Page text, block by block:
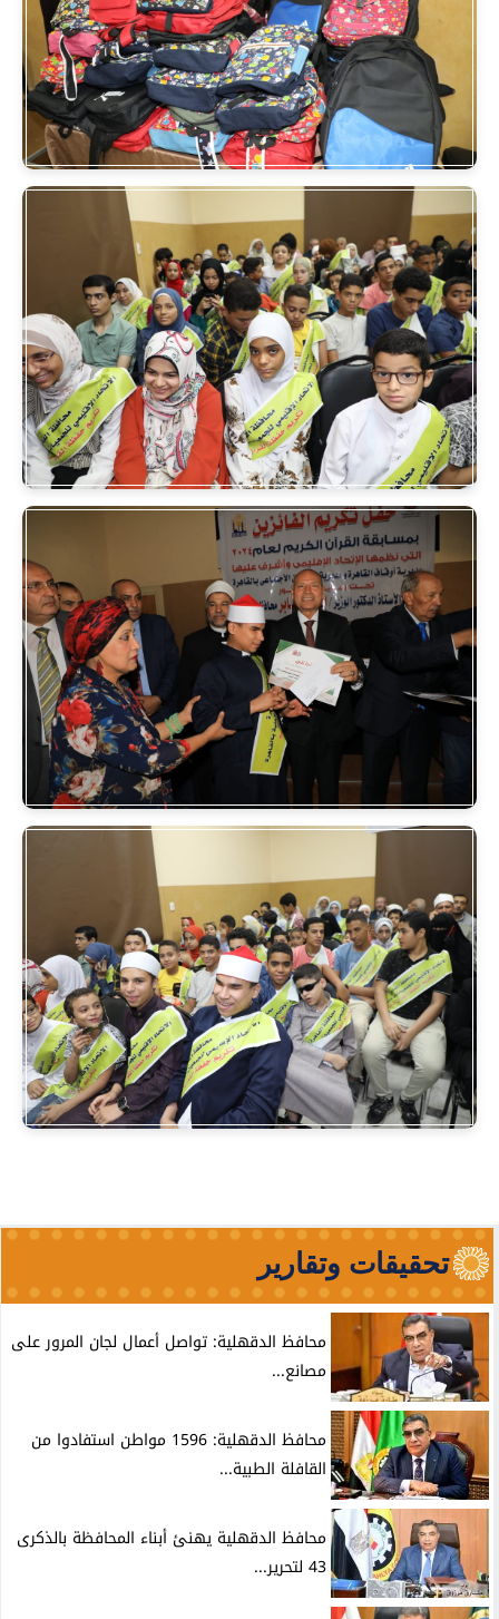
تحقيقات وتقارير
محافظ الدقهلية: تواصل أعمال لجان المرور على
مصانع...
محافظ الدقهلية: 1596 مواطن استفادوا من
القافلة الطبية...
محافظ الدقهلية يهنئ أبناء المحافظة بالذكرى
43 لتحرير...